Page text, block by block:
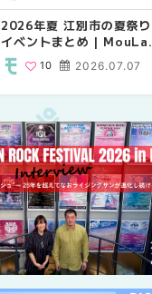
2026年夏 江別市の夏祭り
イベントまとめ | MouLa
HOKKAIDO 2026.07.07
10
札幌の麻辣
ン）おすす
徹底比較 |
5
札幌の麻辣
ン）おすす
徹底比較 |
5